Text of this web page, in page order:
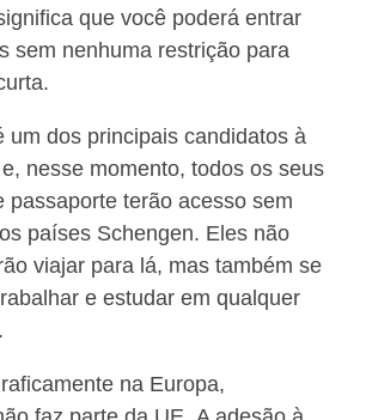
que você poderá entrar
sem nenhuma restrição para
um dos principais candidatos à
nesse momento, todos os seus
passaporte terão acesso sem
países Schengen. Eles não
viajar para lá, mas também se
e estudar em qualquer
na Europa,